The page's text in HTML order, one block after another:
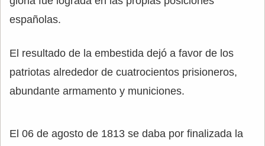
españolas.
El resultado de la embestida dejó a favor de los
patriotas alrededor de cuatrocientos prisioneros,
abundante armamento y municiones.
El 06 de agosto de 1813 se daba por finalizada la